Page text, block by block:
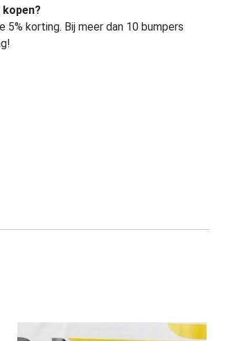
5% korting. Bij meer dan 10 bumpers